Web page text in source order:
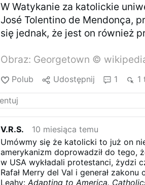
W Watykanie za katolickie
José Tolentino de Mendonça,
się jednak, że jest on również
Obraz: Georgetown ©
Polub Udostępnij 1 1
V.R.S.
10 miesiąca temu
Umówmy się że katolicki to już on
amerykanizm doprowadził do tego,
w USA wykładali protestanci, żydzi
Rafał Merry del Val i generał
Leahy:Adapting to America.